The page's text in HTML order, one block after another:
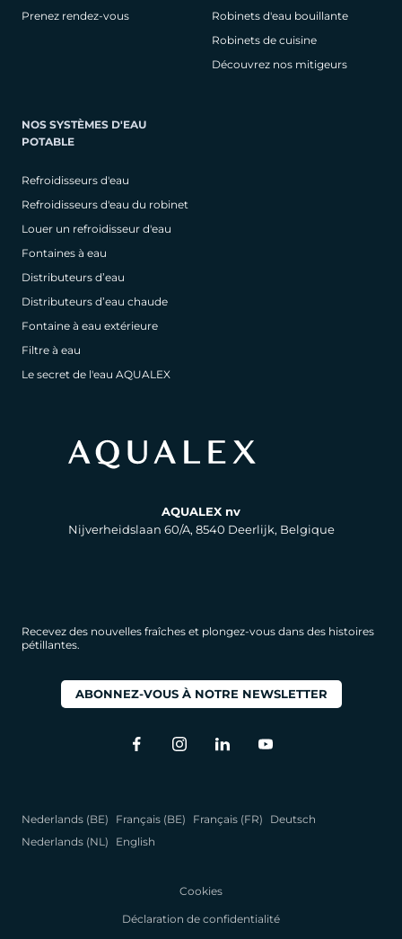
Prenez rendez-vous
Robinets d'eau bouillante
Robinets de cuisine
Découvrez nos mitigeurs
NOS SYSTÈMES D'EAU
POTABLE
Refroidisseurs d'eau
Refroidisseurs d'eau du robinet
Louer un refroidisseur d'eau
Fontaines à eau
Distributeurs d’eau
Distributeurs d’eau chaude
Fontaine à eau extérieure
Filtre à eau
Le secret de l'eau AQUALEX
AQUALEX nv
Nijverheidslaan 60/A, 8540 Deerlijk, Belgique
Recevez des nouvelles fraîches et plongez-vous dans des histoires
pétillantes.
ABONNEZ-VOUS À NOTRE NEWSLETTER
Nederlands (BE) Français (BE) Français (FR)
Deutsch
Nederlands (NL)
English
Cookies
Déclaration de confidentialité